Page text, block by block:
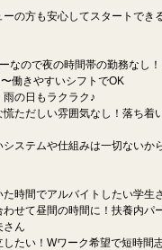
の方も安心してスタートでき
なので夜の時間帯の勤務なし！
働きやすいシフトでOK
の日もラクラク♪
ただしい雰囲気なし！落ち着
ステムや仕組みは一切ないか
た時間でアルバイトしたい学生
わせて昼間の時間に！扶養内パ
さん
したい！Wワーク希望で短時間